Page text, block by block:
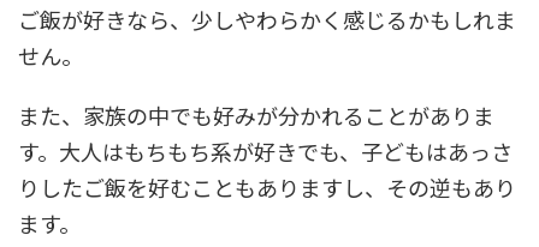
ご飯が好きなら、少しやわらかく感じるかもしれま
せん。
また、家族の中でも好みが分かれることがありま
す。大人はもちもち系が好きでも、子どもはあっさ
りしたご飯を好むこともありますし、その逆もあり
ます。